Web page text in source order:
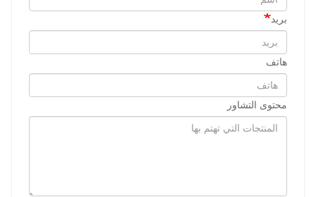
بريد
هاتف
محتوى التشاور